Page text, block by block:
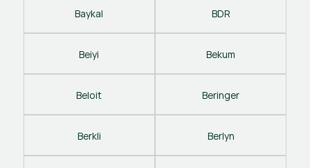
Baykal BDR
Beiyi Bekum
Beloit Beringer
Berkli Berlyn